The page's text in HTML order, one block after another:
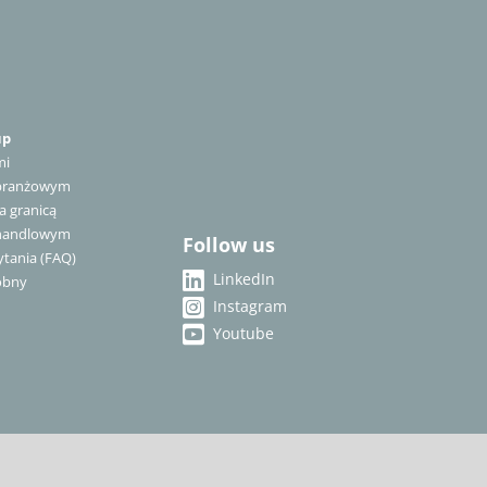
granicą
(FAQ)
Follow us
LinkedIn
Instagram
Youtube